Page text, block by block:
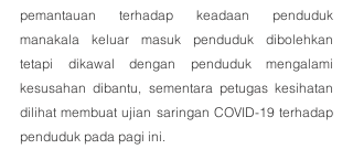
pemantauan terhadap keadaan penduduk
manakala keluar masuk penduduk dibolehkan
tetapi dikawal dengan penduduk mengalami
kesusahan dibantu, sementara petugas kesihatan
dilihat membuat ujian saringan COVID-19 terhadap
penduduk pada pagi ini.